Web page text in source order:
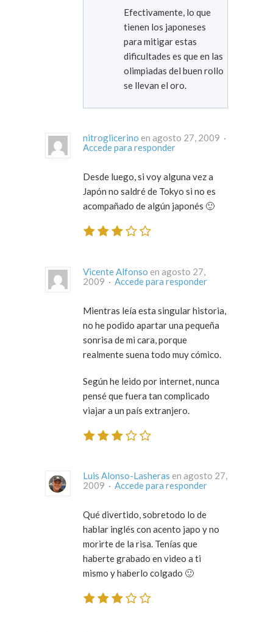
Efectivamente, lo que
tienen los japoneses
para mitigar estas
dificultades es que en las
olimpiadas del buen rollo
se llevan el oro.
nitroglicerino
en agosto 27, 2009 ·
Accede para responder
Desde luego, si voy alguna vez a
Japón no saldré de Tokyo si no es
acompañado de algún japonés 🙂
Vicente Alfonso en agosto 27,
2009 · Accede para responder
Mientras leía esta singular historia,
no he podido apartar una pequeña
sonrisa de mi cara, porque
realmente suena todo muy cómico.
Según he leido por internet, nunca
pensé que fuera tan complicado
viajar a un país extranjero.
Luis Alonso-Lasheras en agosto 27,
2009 · Accede para responder
Qué divertido, sobretodo lo de
hablar inglés con acento japo y no
morirte de la risa. Tenías que
haberte grabado en video a ti
mismo y haberlo colgado 🙂